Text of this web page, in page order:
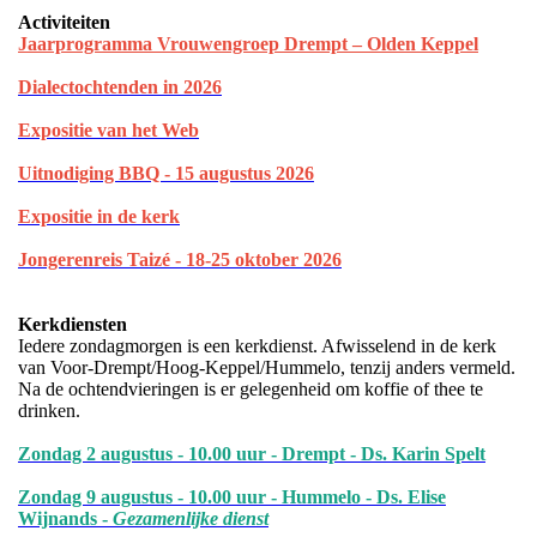
Activiteiten
Jaarprogramma Vrouwengroep Drempt – Olden Keppel
Dialectochtenden in 2026
Expositie van het Web
Uitnodiging BBQ - 15 augustus 2026
Expositie in de kerk
Jongerenreis Taizé - 18-25 oktober 2026
Kerkdiensten
Iedere zondagmorgen is een kerkdienst. Afwisselend in de kerk
van Voor-Drempt/Hoog-Keppel/Hummelo, tenzij anders vermeld.
Na de ochtendvieringen is er gelegenheid om koffie of thee te
drinken.
Zondag 2 augustus - 10.00 uur - Drempt - Ds. Karin Spelt
Zondag 9 augustus - 10.00 uur - Hummelo - Ds. Elise
Wijnands - Gezamenlijke dienst